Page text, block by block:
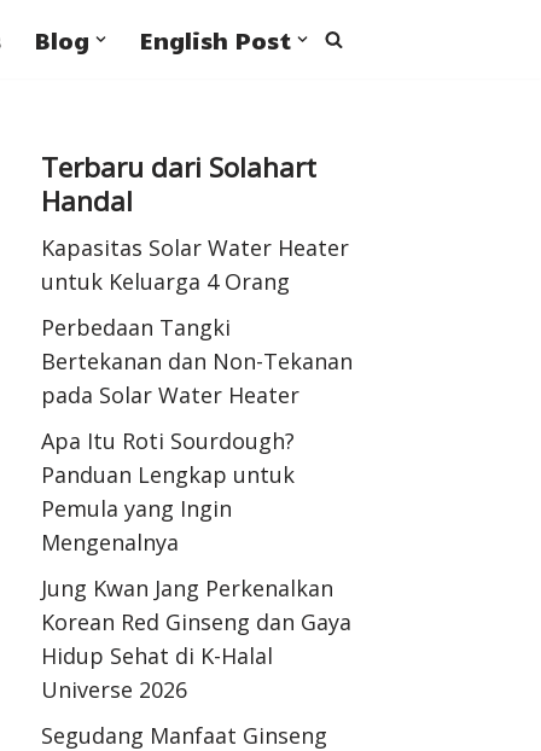
Blog English Post
Terbaru dari Solahart
Handal
Kapasitas Solar Water Heater
untuk Keluarga 4 Orang
Perbedaan Tangki
Bertekanan dan Non-Tekanan
pada Solar Water Heater
Apa Itu Roti Sourdough?
Panduan Lengkap untuk
Pemula yang Ingin
Mengenalnya
Jung Kwan Jang Perkenalkan
Korean Red Ginseng dan Gaya
Hidup Sehat di K-Halal
Universe 2026
Segudang Manfaat Ginseng